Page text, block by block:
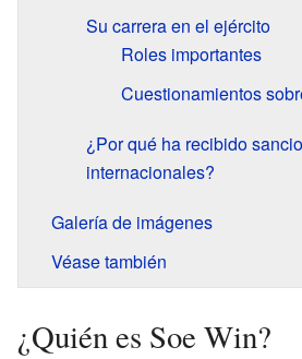
Su carrera en el ejército
Roles importantes
Cuestionamientos
¿Por qué ha recibido
internacionales?
Galería de imágenes
Véase también
¿Quién es Soe Win?